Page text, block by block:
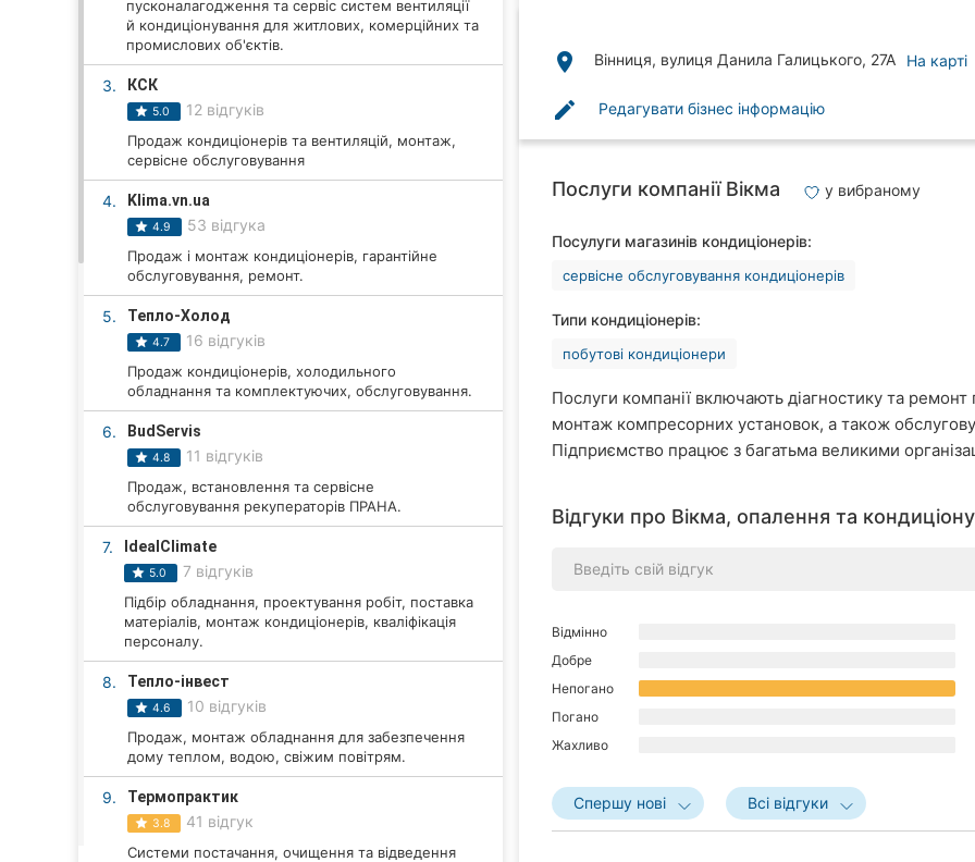
Житомир
Хмельницький
Кропивницький
Запоріжжя
пусконалагодження та сервіс систем вентиляції
й кондиціонування для житлових, комерційних та
промислових об'єктів.
3. КСК
5.0 12 відгуків
Продаж кондиціонерів та вентиляцій, монтаж,
сервісне обслуговування
4. Klima.vn.ua
4.9 53 відгука
Продаж і монтаж кондиціонерів, гарантійне
обслуговування, ремонт.
5. Тепло-Холод
4.7 16 відгуків
Продаж кондиціонерів, холодильного
обладнання та комплектуючих, обслуговування.
6. BudServis
4.8 11 відгуків
Продаж, встановлення та сервісне
обслуговування рекуператорів ПРАНА.
7. IdealClimate
5.0 7 відгуків
Підбір обладнання, проектування робіт, поставка
матеріалів, монтаж кондиціонерів, кваліфікація
персоналу.
8. Тепло-інвест
4.6 10 відгуків
Продаж, монтаж обладнання для забезпечення
дому теплом, водою, свіжим повітрям.
9. Термопрактик
3.8 41 відгук
Системи постачання, очищення та відведення
place Вінниця, вулиця Данила Галицького, 27А На карті
edit Редагувати бізнес інформацію
Послуги компанії Вікма у вибраному
Посулуги магазинів кондиціонерів:
сервісне обслуговування кондиціонерів
Типи кондиціонерів:
побутові кондиціонери
Послуги компанії включають діагностику та
монтаж компресорних установок, а також
Підприємство працює з багатьма великими
Відгуки про Вікма, опалення та
Відмінно
Добре
Непогано
Погано
Жахливо
Спершу нові Всі відгуки